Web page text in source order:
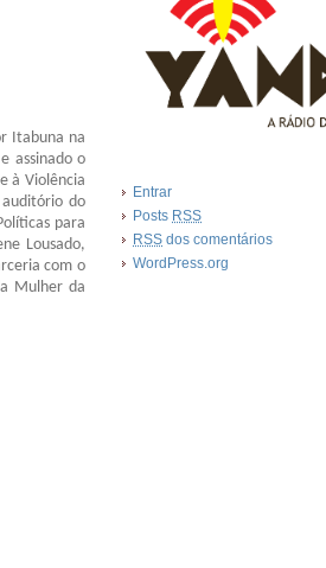
Itabuna na
assinado o
à Violência
do
para
Lousado,
com o
Mulher da
Entrar
Posts RSS
RSS dos comentários
WordPress.org